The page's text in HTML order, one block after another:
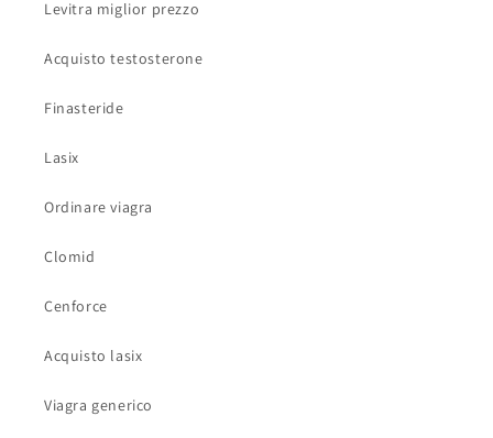
Levitra miglior prezzo
Acquisto testosterone
Finasteride
Lasix
Ordinare viagra
Clomid
Cenforce
Acquisto lasix
Viagra generico